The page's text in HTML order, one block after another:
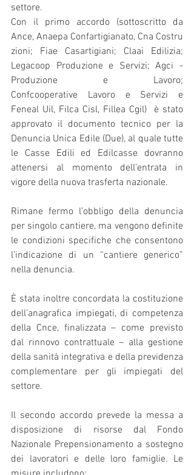
settore.
Con il primo accordo (sottoscritto da
Ance, Anaepa Confartigianato, Cna Costru
zioni; Fiae Casartigiani; Claai Edilizia;
Legacoop Produzione e Servizi; Agci -
Produzione e Lavoro;
Confcooperative Lavoro e Servizi e
Feneal Uil, Filca Cisl, Fillea Cgil)  è stato
approvato il documento tecnico per la
Denuncia Unica Edile (Due), al quale tutte
le Casse Edili ed Edilcasse dovranno
attenersi al momento dell’entrata in
vigore della nuova trasferta nazionale.
Rimane fermo l’obbligo della denuncia
per singolo cantiere, ma vengono definite
le condizioni specifiche che consentono
l’indicazione di un “cantiere generico”
nella denuncia.
È stata inoltre concordata la costituzione
dell’anagrafica impiegati, di competenza
della Cnce, finalizzata – come previsto
dal rinnovo contrattuale – alla gestione
della sanità integrativa e della previdenza
complementare per gli impiegati del
settore.
Il secondo accordo prevede la messa a
disposizione di risorse dal Fondo
Nazionale Prepensionamento a sostegno
dei lavoratori e delle loro famiglie. Le